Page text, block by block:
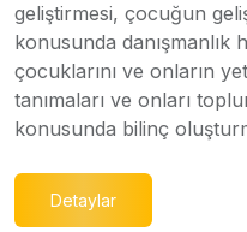
geliştirmesi, çocuğun
konusunda danışmanlık
çocuklarını ve onların
tanımaları ve onları
konusunda bilinç
Detaylar